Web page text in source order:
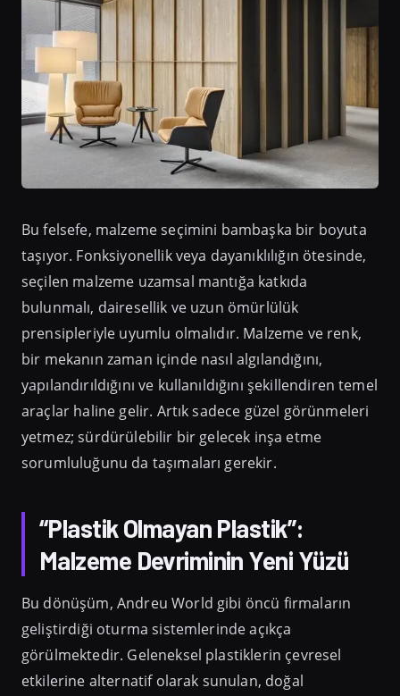
Bu felsefe, malzeme seçimini bambaşka bir boyuta
taşıyor. Fonksiyonellik veya dayanıklılığın ötesinde,
seçilen malzeme uzamsal mantığa katkıda
bulunmalı, dairesellik ve uzun ömürlülük
prensipleriyle uyumlu olmalıdır. Malzeme ve renk,
bir mekanın zaman içinde nasıl algılandığını,
yapılandırıldığını ve kullanıldığını şekillendiren temel
araçlar haline gelir. Artık sadece güzel görünmeleri
yetmez; sürdürülebilir bir gelecek inşa etme
sorumluluğunu da taşımaları gerekir.
“Plastik Olmayan Plastik”:
Malzeme Devriminin Yeni Yüzü
Bu dönüşüm, Andreu World gibi öncü firmaların
geliştirdiği oturma sistemlerinde açıkça
görülmektedir. Geleneksel plastiklerin çevresel
etkilerine alternatif olarak sunulan, doğal